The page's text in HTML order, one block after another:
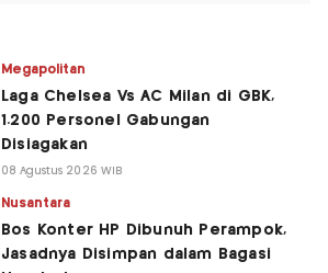
Megapolitan
Laga Chelsea Vs AC Milan di GBK,
1.200 Personel Gabungan
Disiagakan
08 Agustus 2026 WIB
Nusantara
Bos Konter HP Dibunuh Perampok,
Jasadnya Disimpan dalam Bagasi